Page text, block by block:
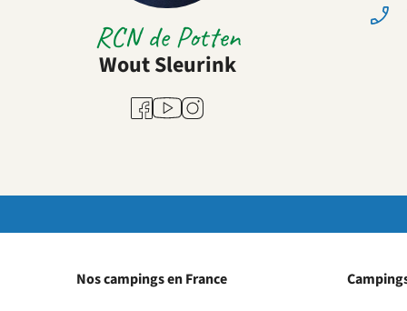
RCN de Potten
Wout Sleurink
Facebook
YoutubeInstagram
Nos campings en France